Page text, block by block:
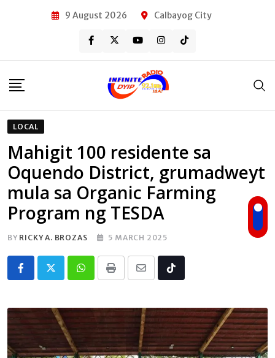
9 August 2026 Calbayog City
LOCAL
Mahigit 100 residente sa
Oquendo District, grumadweyt
mula sa Organic Farming
Program ng TESDA
BY RICKY A. BROZAS 5 MARCH 2025
Whatsapp
Print
Share
Email
Tiktok